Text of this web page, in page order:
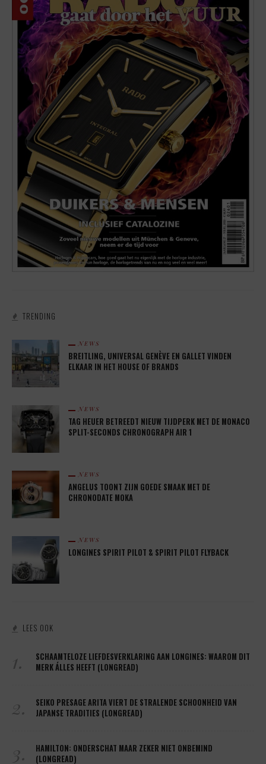
TRENDING
NEWS
BREITLING, UNIVERSAL GENÈVE EN GALLET VINDEN
ELKAAR IN HET HOUSE OF BRANDS
NEWS
TAG HEUER BETREEDT NIEUW TIJDPERK MET DE MONACO
SPLIT-SECONDS CHRONOGRAPH AIR 1
NEWS
ANGELUS TOONT ZIJN GOEDE SMAAK MET DE
CHRONODATE MOKA
NEWS
LONGINES SPIRIT PILOT & SPIRIT PILOT FLYBACK
LEES OOK
1.
SCHAAMTELOZE LIEFDESVERKLARING AAN LONGINES: WAAROM DIT
MERK ÁLLES HEEFT (LONGREAD)
2.
SEIKO PRESAGE ARITA VIERT DE STRALENDE SCHOONHEID VAN
JAPANSE TRADITIES (LONGREAD)
3.
HAMILTON: ONDERSCHAT MAAR ZEKER NIET ONBEMIND
(LONGREAD)